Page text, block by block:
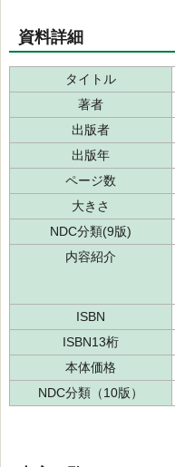
資料詳細
タイトル
著者
出版者
出版年
ページ数
大きさ
NDC分類(9版)
内容紹介
ISBN
ISBN13桁
本体価格
NDC分類（10版）